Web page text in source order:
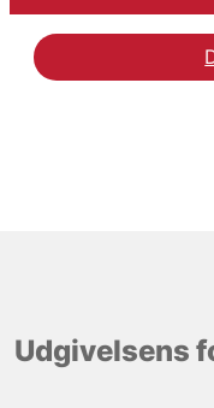
Udgivelsens